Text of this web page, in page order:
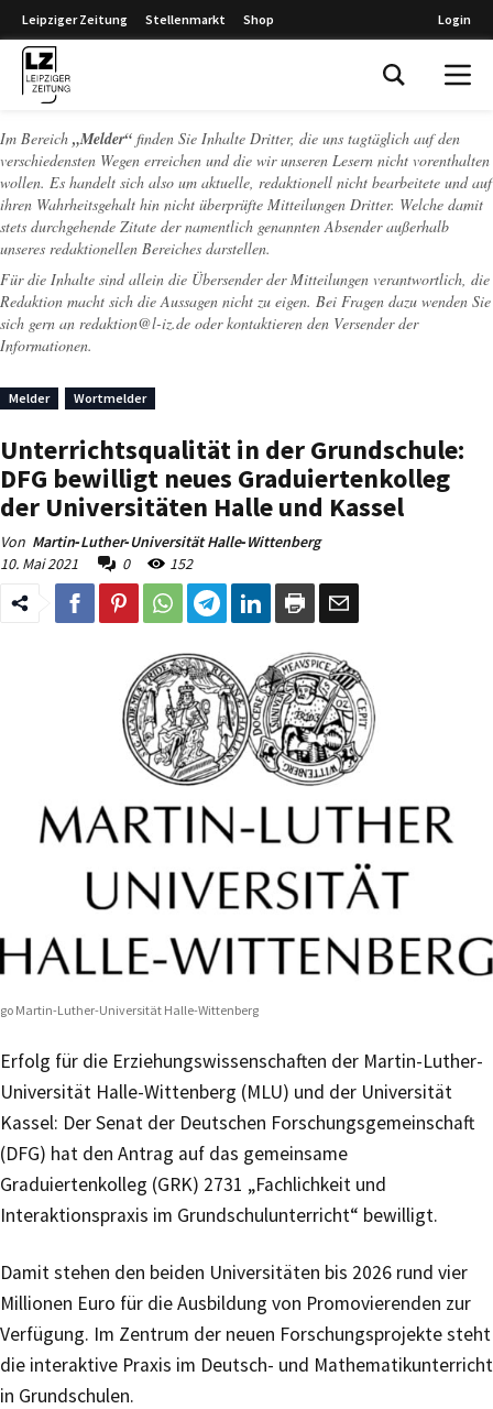
Leipziger Zeitung Stellenmarkt Shop Login
Im Bereich „Melder“ finden Sie Inhalte Dritter, die uns tagtäglich auf den
verschiedensten Wegen erreichen und die wir unseren Lesern nicht vorenthalten
wollen. Es handelt sich also um aktuelle, redaktionell nicht bearbeitete und auf
ihren Wahrheitsgehalt hin nicht überprüfte Mitteilungen Dritter. Welche damit
stets durchgehende Zitate der namentlich genannten Absender außerhalb
unseres redaktionellen Bereiches darstellen.
Für die Inhalte sind allein die Übersender der Mitteilungen verantwortlich, die
Redaktion macht sich die Aussagen nicht zu eigen. Bei Fragen dazu wenden Sie
sich gern an redaktion@l-iz.de oder kontaktieren den Versender der
Informationen.
Melder Wortmelder
Unterrichtsqualität in der Grundschule:
DFG bewilligt neues Graduiertenkolleg
der Universitäten Halle und Kassel
Von Martin‐Luther‐Universität Halle‐Wittenberg
10. Mai 2021
0 152
Martin-Luther-Universität Halle-Wittenberg
Erfolg für die Erziehungswissenschaften der Martin-Luther-
Universität Halle-Wittenberg (MLU) und der Universität
Kassel: Der Senat der Deutschen Forschungsgemeinschaft
(DFG) hat den Antrag auf das gemeinsame
Graduiertenkolleg (GRK) 2731 „Fachlichkeit und
Interaktionspraxis im Grundschulunterricht“ bewilligt.
Damit stehen den beiden Universitäten bis 2026 rund vier
Millionen Euro für die Ausbildung von Promovierenden zur
Verfügung. Im Zentrum der neuen Forschungsprojekte steht
die interaktive Praxis im Deutsch- und Mathematikunterricht
in Grundschulen.